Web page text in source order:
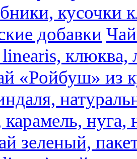
кусочки
добавки
клюква,
«Ройбуш» из
нуга,
зеленый,